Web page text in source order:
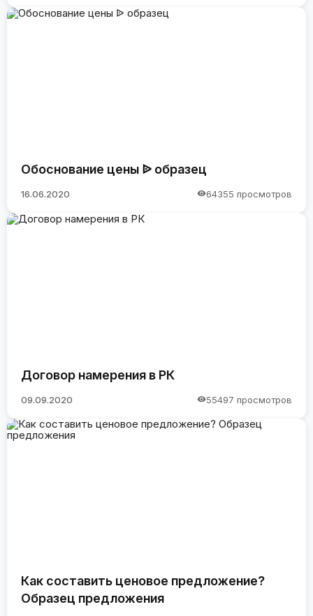
Обоснование цены ᐉ образец
16.06.2020 64355 просмотров
Договор намерения в РК
09.09.2020 55497 просмотров
Как составить ценовое предложение?
Образец предложения